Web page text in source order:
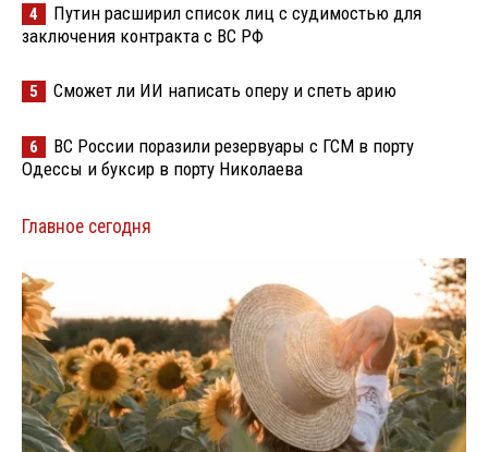
4
Путин расширил список лиц с судимостью для
заключения контракта с ВС РФ
5 Сможет ли ИИ написать оперу и спеть арию
6
ВС России поразили резервуары с ГСМ в порту
Одессы и буксир в порту Николаева
Главное сегодня